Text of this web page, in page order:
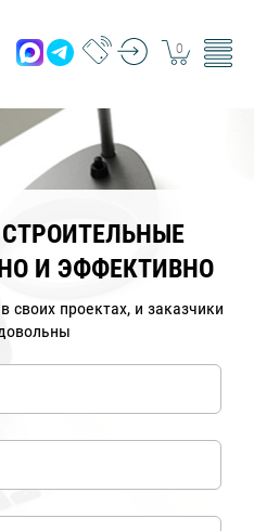
8 (499)
110-9007
0
И ЭФФЕКТИВНО
своих проектах, и заказчики